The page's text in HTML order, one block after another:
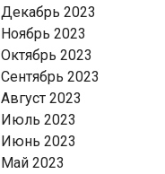
Декабрь 2023
Ноябрь 2023
Октябрь 2023
Сентябрь 2023
Август 2023
Июль 2023
Июнь 2023
Май 2023